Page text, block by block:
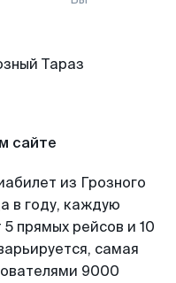
сайте
из Грозного
в году, каждую
прямых рейсов и 10
самая
9000